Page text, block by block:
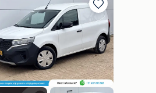
Bewaren
in
Mijn
Favorieten